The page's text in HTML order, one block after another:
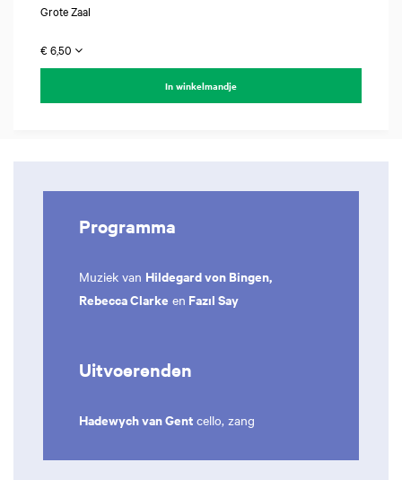
Grote Zaal
€ 6,50
In winkelmandje
Programma
Muziek van Hildegard von Bingen,
Rebecca Clarke en Fazıl Say
Uitvoerenden
Hadewych van Gent cello, zang